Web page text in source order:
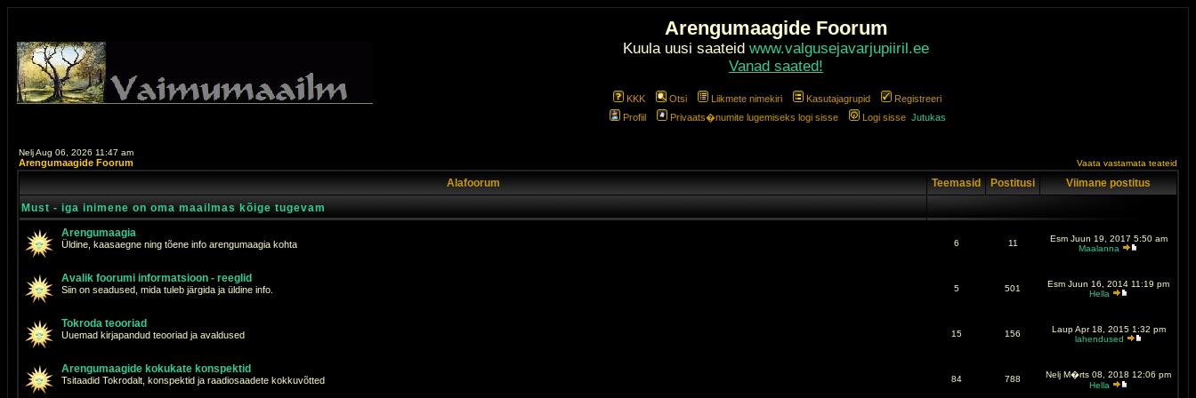
Arengumaagide Foorum
Kuula uusi saateid www.valgusejavarjupiiril.ee
Vanad saated!
KKK Otsi Liikmete nimekiri Kasutajagrupid
Registreeri
Profiil
Privaats�numite lugemiseks logi sisse Logi sisse Jutukas
Nelj Aug 06, 2026 11:47 am
Arengumaagide Foorum Vaata vastamata teateid
Alafoorum Teemasid Postitusi
Viimane postitus
Must - iga inimene on oma maailmas kõige tugevam
Arengumaagia
Üldine, kaasaegne ning tõene info arengumaagia kohta 6 11
Esm Juun 19, 2017 5:50 am
Maalanna
Avalik foorumi informatsioon - reeglid
Siin on seadused, mida tuleb järgida ja üldine info. 5 501
Esm Juun 16, 2014 11:19 pm
Hella
Tokroda teooriad
Uuemad kirjapandud teooriad ja avaldused 15 156
Laup Apr 18, 2015 1:32 pm
lahendused
Arengumaagide kokukate konspektid
Tsitaadid Tokrodalt, konspektid ja raadiosaadete kokkuvõtted 84 788
Nelj M�rts 08, 2018 12:06 pm
Hella